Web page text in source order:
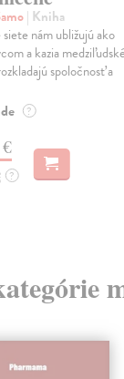
| Kniha
nám ubližujú ako
a kazia
spoločnosť a
?
?